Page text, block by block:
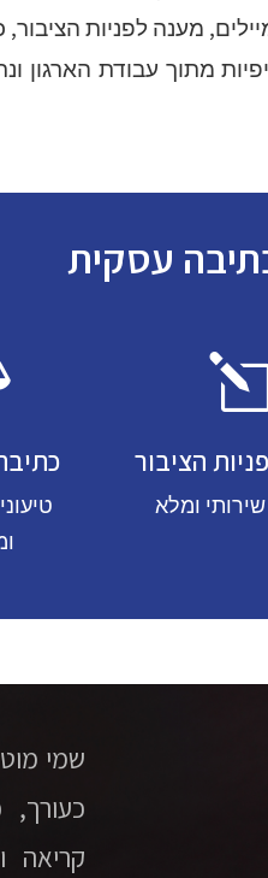
מענה לפניות
מתוך עבודת הארגון
עסקית
הציבור
ומלא
שמי
קריאה